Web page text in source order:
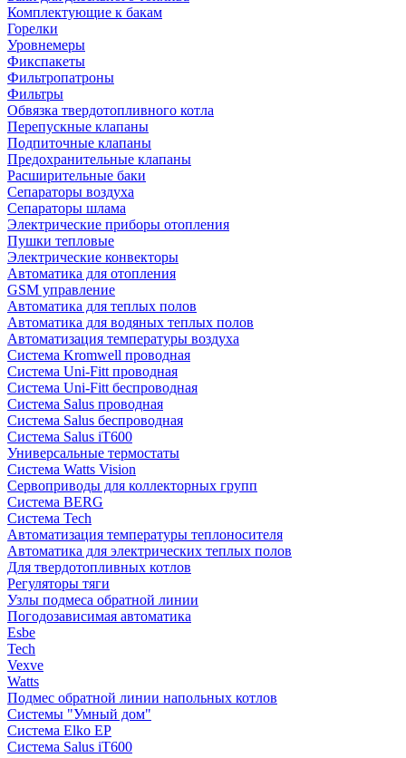
Комплектующие к бакам
Горелки
Уровнемеры
Фикспакеты
Фильтропатроны
Фильтры
Обвязка твердотопливного котла
Перепускные клапаны
Подпиточные клапаны
Предохранительные клапаны
Расширительные баки
Сепараторы воздуха
Сепараторы шлама
Электрические приборы отопления
Пушки тепловые
Электрические конвекторы
Автоматика для отопления
GSM управление
Автоматика для теплых полов
Автоматика для водяных теплых полов
Автоматизация температуры воздуха
Система Kromwell проводная
Система Uni-Fitt проводная
Система Uni-Fitt беспроводная
Система Salus проводная
Система Salus беспроводная
Система Salus iT600
Универсальные термостаты
Система Watts Vision
Сервоприводы для коллекторных групп
Система BERG
Система Tech
Автоматизация температуры теплоносителя
Автоматика для электрических теплых полов
Для твердотопливных котлов
Регуляторы тяги
Узлы подмеса обратной линии
Погодозависимая автоматика
Esbe
Tech
Vexve
Watts
Подмес обратной линии напольных котлов
Системы "Умный дом"
Система Elko EP
Система Salus iT600